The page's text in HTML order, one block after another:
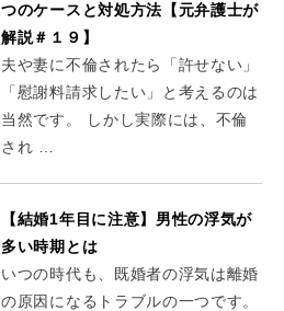
つのケースと対処方法【元弁護士が
解説＃１９】
夫や妻に不倫されたら「許せない」
「慰謝料請求したい」と考えるのは
当然です。 しかし実際には、不倫
され …
【結婚1年目に注意】男性の浮気が
多い時期とは
いつの時代も、既婚者の浮気は離婚
の原因になるトラブルの一つです。